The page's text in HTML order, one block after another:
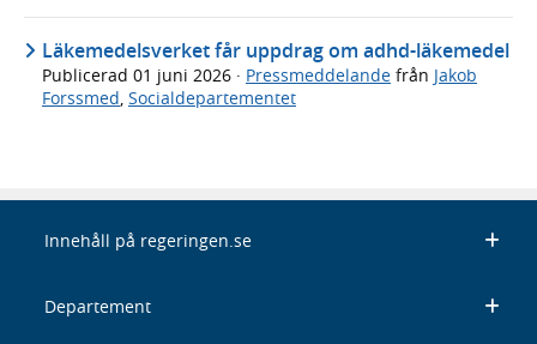
Läkemedelsverket får uppdrag om adhd-läkemedel
Publicerad 01 juni 2026 · Pressmeddelande från Jakob
Forssmed Socialdepartementet
Innehåll på regeringen.se
Departement